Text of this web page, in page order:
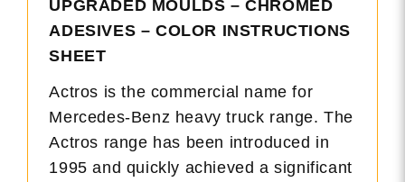
UPGRADED MOULDS – CHROMED
ADESIVES – COLOR INSTRUCTIONS
SHEET
Actros is the commercial name for
Mercedes-Benz heavy truck range. The
Actros range has been introduced in
1995 and quickly achieved a significant